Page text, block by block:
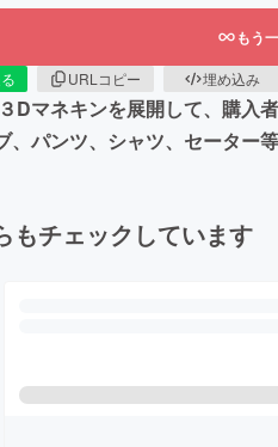
もう
URLコピー 埋め込み
Dマネキンを展開して、購
パンツ、シャツ、セーター
もチェックしています